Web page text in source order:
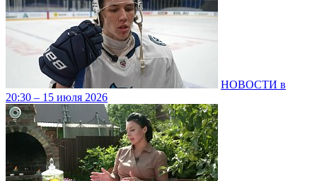
НОВОСТИ в
20:30 – 15 июля 2026